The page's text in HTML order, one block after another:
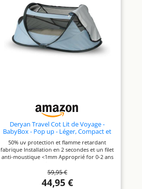
facilement partout avec vous. MULTIUSAGES
: Le Babyni s'utilise à l'extérieur et à
l'intérieur. Vous pouvez attacher des jouets
aux 2 boucles. En enlevant le auvent, le
Babyni peut se transformer en piscine à
balles par exemple.
Deryan Travel Cot Lit de Voyage -
BabyBox - Pop up - Léger, Compact et
Pliable - Déplié en Seulement 2
Secondes - avec moustiquaire et Sac de
Transport - BB Bleu
50% uv protection et flamme retardant
fabrique Installation en 2 secondes et un filet
anti-moustique <1mm Approprié for 0-2 ans
transport. ± 1,5kg
59,95 €
44,95 €